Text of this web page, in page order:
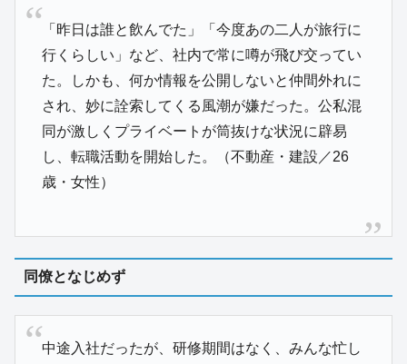
「昨日は誰と飲んでた」「今度あの二人が旅行に
行くらしい」など、社内で常に噂が飛び交ってい
た。しかも、何か情報を公開しないと仲間外れに
され、妙に詮索してくる風潮が嫌だった。公私混
同が激しくプライベートが筒抜けな状況に辟易
し、転職活動を開始した。（不動産・建設／26
歳・女性）
同僚となじめず
中途入社だったが、研修期間はなく、みんな忙し